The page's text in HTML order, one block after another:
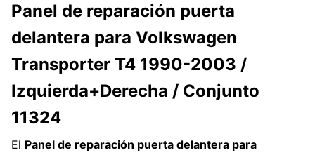
Panel de reparación puerta
delantera para Volkswagen
Transporter T4 1990-2003 /
Izquierda+Derecha / Conjunto
11324
El Panel de reparación puerta delantera para